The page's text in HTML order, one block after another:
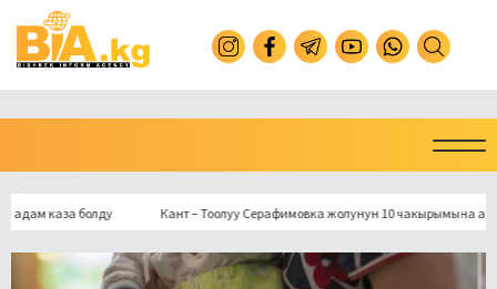
каза болду Кант – Тоолуу Серафимовка жолунун 10 чакырымына асфальт